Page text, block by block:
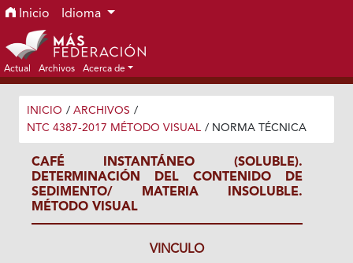
Ir al menú de navegación principal
Ir al contenido principal
Ir al pie de página del sitio
Inicio Idioma
Actual Archivos Acerca de
INICIO / ARCHIVOS /
NTC 4387-2017 MÉTODO VISUAL / NORMA TÉCNICA
CAFÉ INSTANTÁNEO (SOLUBLE).
DETERMINACIÓN DEL CONTENIDO DE
SEDIMENTO/ MATERIA INSOLUBLE.
MÉTODO VISUAL
VINCULO